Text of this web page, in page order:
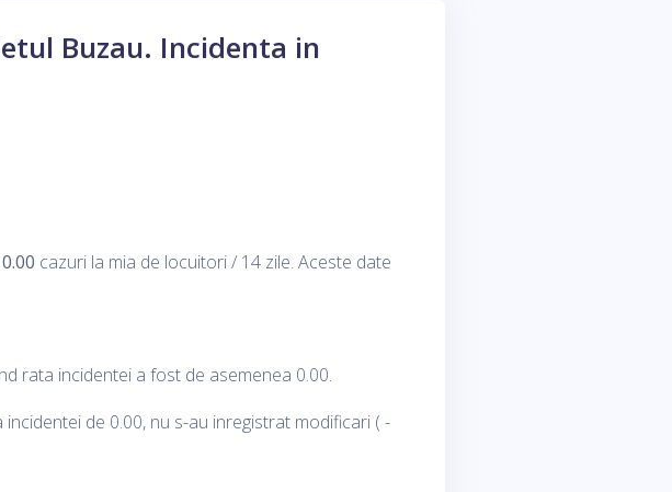
Buzau. Incidenta in
0.00 cazuri la mia de locuitori / 14 zile. Aceste date
rata incidentei a fost de asemenea 0.00.
de 0.00, nu s-au inregistrat modificari ( -